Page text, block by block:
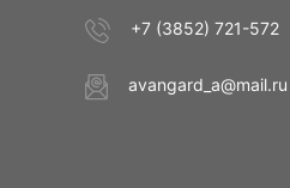
+7 (3852) 721-572
avangard_a@mail.ru